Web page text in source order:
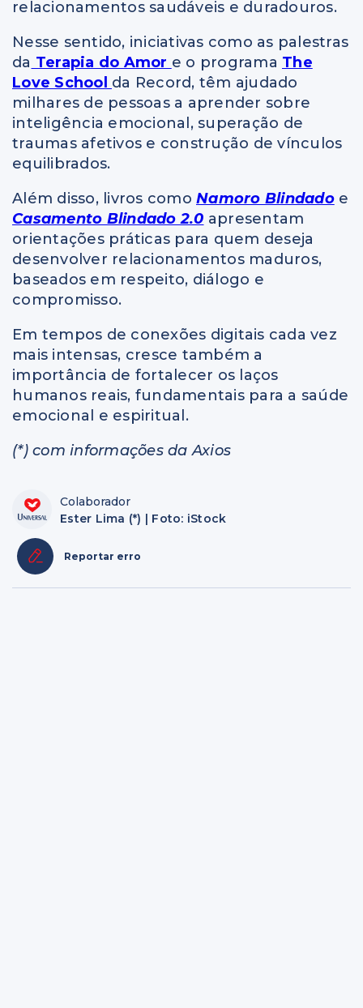
relacionamentos saudáveis e duradouros.
Nesse sentido, iniciativas como as palestras
da Terapia do Amor e o programa The
Love School da Record, têm ajudado
milhares de pessoas a aprender sobre
inteligência emocional, superação de
traumas afetivos e construção de vínculos
equilibrados.
Além disso, livros como Namoro Blindadoe
Casamento Blindado 2.0 apresentam
orientações práticas para quem deseja
desenvolver relacionamentos maduros,
baseados em respeito, diálogo e
compromisso.
Em tempos de conexões digitais cada vez
mais intensas, cresce também a
importância de fortalecer os laços
humanos reais, fundamentais para a saúde
emocional e espiritual.
(*) com informações da Axios
Colaborador
Ester Lima (*) | Foto: iStock
Reportar erro